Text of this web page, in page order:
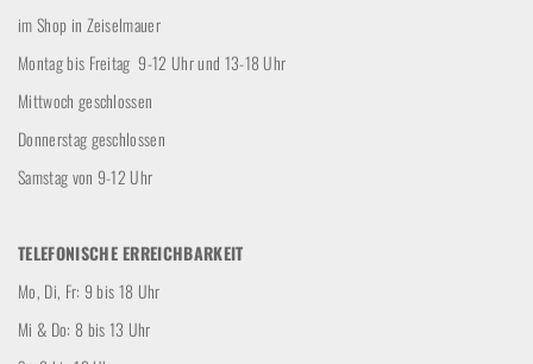
im Shop in Zeiselmauer
Montag bis Freitag 9-12 Uhr und 13-18 Uhr
Mittwoch geschlossen
Donnerstag geschlossen
Samstag von 9-12 Uhr
TELEFONISCHE ERREICHBARKEIT
Mo, Di, Fr: 9 bis 18 Uhr
Mi & Do: 8 bis 13 Uhr